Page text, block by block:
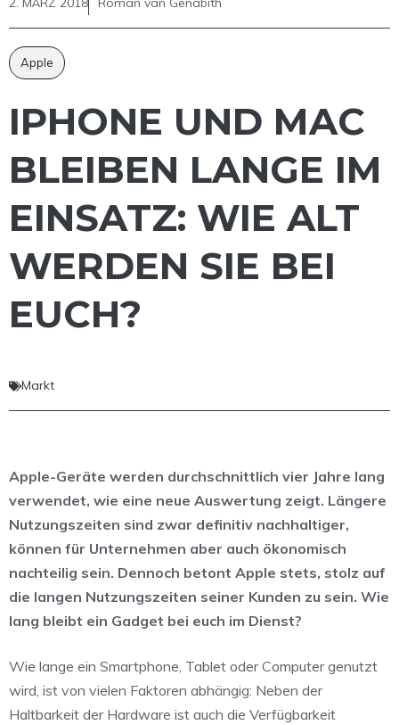
Apple
IPHONE UND MAC
BLEIBEN LANGE IM
EINSATZ: WIE ALT
WERDEN SIE BEI
EUCH?
Markt
Apple-Geräte werden durchschnittlich vier Jahre lang
verwendet, wie eine neue Auswertung zeigt. Längere
Nutzungszeiten sind zwar definitiv nachhaltiger,
können für Unternehmen aber auch ökonomisch
nachteilig sein. Dennoch betont Apple stets, stolz auf
die langen Nutzungszeiten seiner Kunden zu sein. Wie
lang bleibt ein Gadget bei euch im Dienst?
Wie lange ein Smartphone, Tablet oder Computer genutzt
wird, ist von vielen Faktoren abhängig: Neben der
Haltbarkeit der Hardware ist auch die Verfügbarkeit